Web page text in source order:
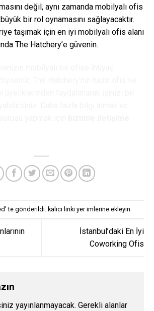
değil, aynı zamanda mobilyalı ofis
bir rol oynamasını sağlayacaktır.
taşımak için en iyi mobilyalı ofis alanı
The Hatchery’e güvenin.
’ te gönderildi. kalıcı linki yer imlerine ekleyin.
İstanbul’daki En İyi
Coworking Ofis
yayınlanmayacak. Gerekli alanlar